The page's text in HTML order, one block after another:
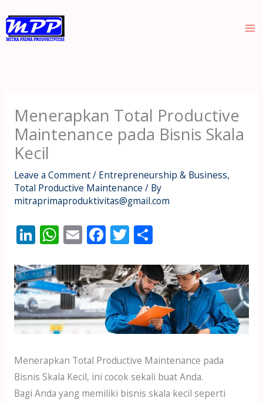
to
content
Menerapkan Total Productive
Maintenance pada Bisnis Skala
Kecil
Leave a Comment/ Entrepreneurship & Business,
Total Productive Maintenance / By
mitraprimaproduktivitas@gmail.com
Li
k
e
dI
n
W
at
s
A
p
E
ai
l
F
e
b
o
o
T
itt
er
S
ar
e
Menerapkan Total Productive Maintenance pada
Bisnis Skala Kecil, ini cocok sekali buat Anda.
Bagi Anda yang memiliki bisnis skala kecil seperti